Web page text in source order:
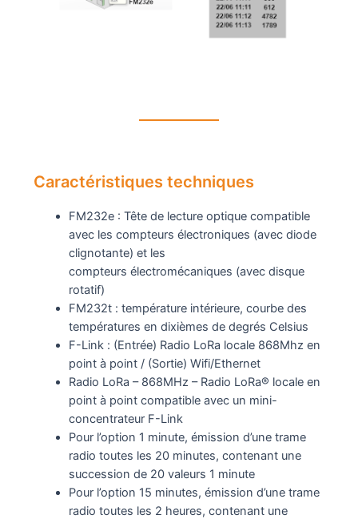
Caractéristiques techniques
FM232e : Tête de lecture optique compatible
avec les compteurs électroniques (avec diode
clignotante) et les
compteurs électromécaniques (avec disque
rotatif)
FM232t : température intérieure, courbe des
températures en dixièmes de degrés Celsius
F-Link : (Entrée) Radio LoRa locale 868Mhz en
point à point / (Sortie) Wifi/Ethernet
Radio LoRa – 868MHz – Radio LoRa® locale en
point à point compatible avec un mini-
concentrateur F-Link
Pour l’option 1 minute, émission d’une trame
radio toutes les 20 minutes, contenant une
succession de 20 valeurs 1 minute
Pour l’option 15 minutes, émission d’une trame
radio toutes les 2 heures, contenant une